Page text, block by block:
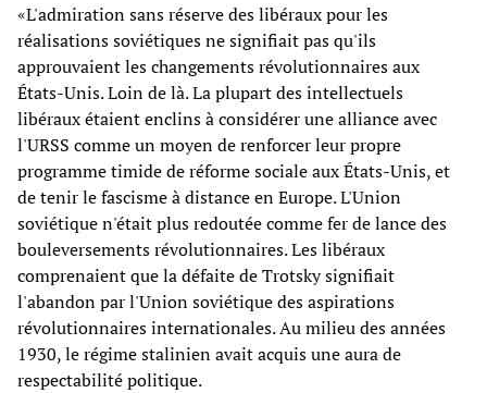
«L'admiration sans réserve des libéraux pour les
réalisations soviétiques ne signifiait pas qu'ils
approuvaient les changements révolutionnaires aux
États-Unis. Loin de là. La plupart des intellectuels
libéraux étaient enclins à considérer une alliance avec
l'URSS comme un moyen de renforcer leur propre
programme timide de réforme sociale aux États-Unis, et
de tenir le fascisme à distance en Europe. L'Union
soviétique n'était plus redoutée comme fer de lance des
bouleversements révolutionnaires. Les libéraux
comprenaient que la défaite de Trotsky signifiait
l'abandon par l'Union soviétique des aspirations
révolutionnaires internationales. Au milieu des années
1930, le régime stalinien avait acquis une aura de
respectabilité politique.